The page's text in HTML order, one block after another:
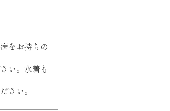
をお持ちの
い。水着も
さい。